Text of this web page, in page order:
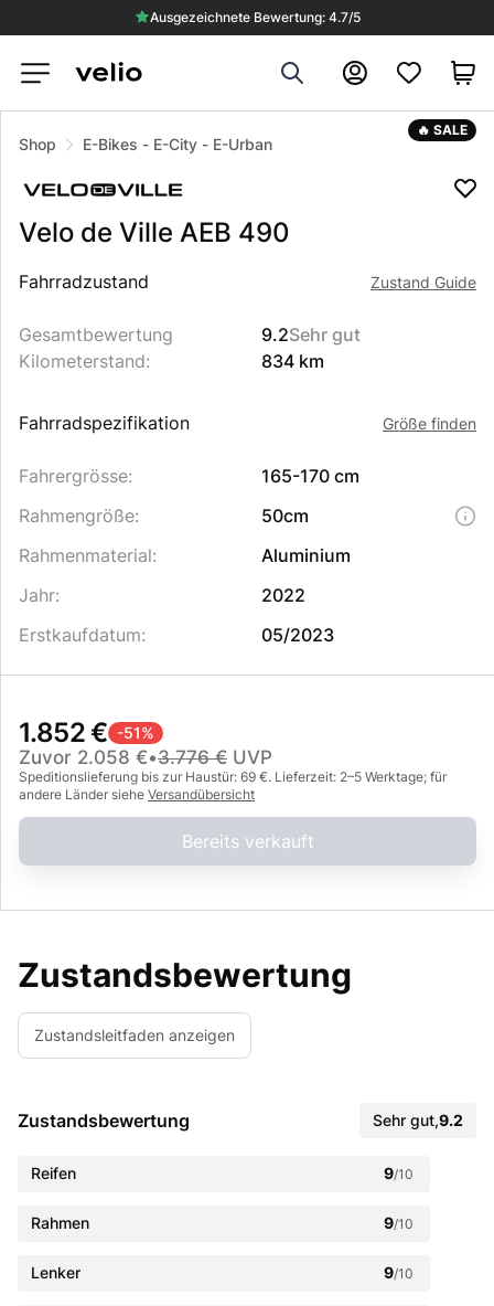
Ausgezeichnete Bewertung: 4.7/5
Search Konto
VERKAUFT 🔥 SALE
Shop E-Bikes - E-City - E-Urban
Velo de Ville AEB 490
Beschreibung des Produkts
Fahrradzustand Zustand Guide
Gesamtbewertung 9.2Sehr gut
Kilometerstand: 834 km
Fahrradspezifikation Größe finden
Fahrergrösse:
165-170 cm
Rahmengröße:
50cm
Rahmenmaterial:
Aluminium
Jahr:
2022
Erstkaufdatum: 05/2023
1.852 € -51%
Zuvor 2.058 €•3.776 € UVP
Speditionslieferung bis zur Haustür: 69 €. Lieferzeit: 2–5 Werktage; für
andere Länder siehe Versandübersicht
Bereits verkauft
Zustandsbewertung
Zustandsleitfaden anzeigen
Zustandsbewertung Sehr gut,9.2
Reifen 9/10
Rahmen 9/10
Lenker 9/10